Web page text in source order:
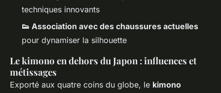
techniques innovants
👟 Association avec des chaussures actuelles
pour dynamiser la silhouette
Le kimono en dehors du Japon : influences et
métissages
Exporté aux quatre coins du globe, le kimono